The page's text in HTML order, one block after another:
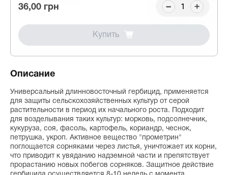
36,00 грн
Купить
Описание
Универсальный длинновосточный гербицид, применяется
для защиты сельскохозяйственных культур от серой
растительности в период их начального роста. Подходит
для возделывания таких культур: морковь, подсолнечник,
кукуруза, соя, фасоль, картофель, кориандр, чеснок,
петрушка, укроп. Активное вещество "прометрин"
поглощается сорняками через листья, уничтожает их корни,
что приводит к увяданию надземной части и препятствует
прорастанию новых побегов сорняков. Защитное действие